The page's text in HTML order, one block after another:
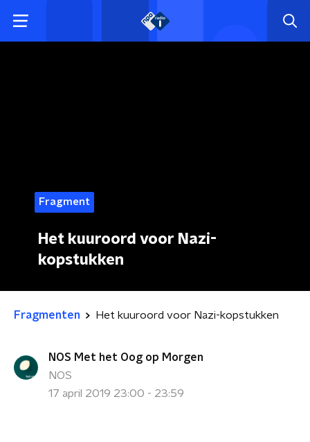
Fragment
Het kuuroord voor Nazi-
kopstukken
Fragmenten Het kuuroord voor Nazi-kopstukken
NOS Met het Oog op Morgen
NOS
17 april 2019 23:00 - 23:59